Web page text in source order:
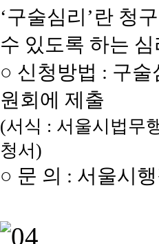
‘구술심리’란 청
수 있도록 하는
○ 신청방법 : 구
원회에 제출
(서식 : 서울시법
청서)
○ 문 의 : 서울시